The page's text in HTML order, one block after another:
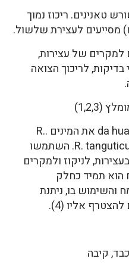
טאנינים. ריכוז נמוך
של עצירות,
לריכוך הצואה
(1,2,3)
ברפואה הסינית כולל השם da huang את המינים .R.
palmaum, R. officinale ו- R. tanguticum. השתמשו
לניקוז ולמקרים
בצמח הוא תמיד כחלק
והשימוש בו, ניתנת
אליו (4).
קיבה